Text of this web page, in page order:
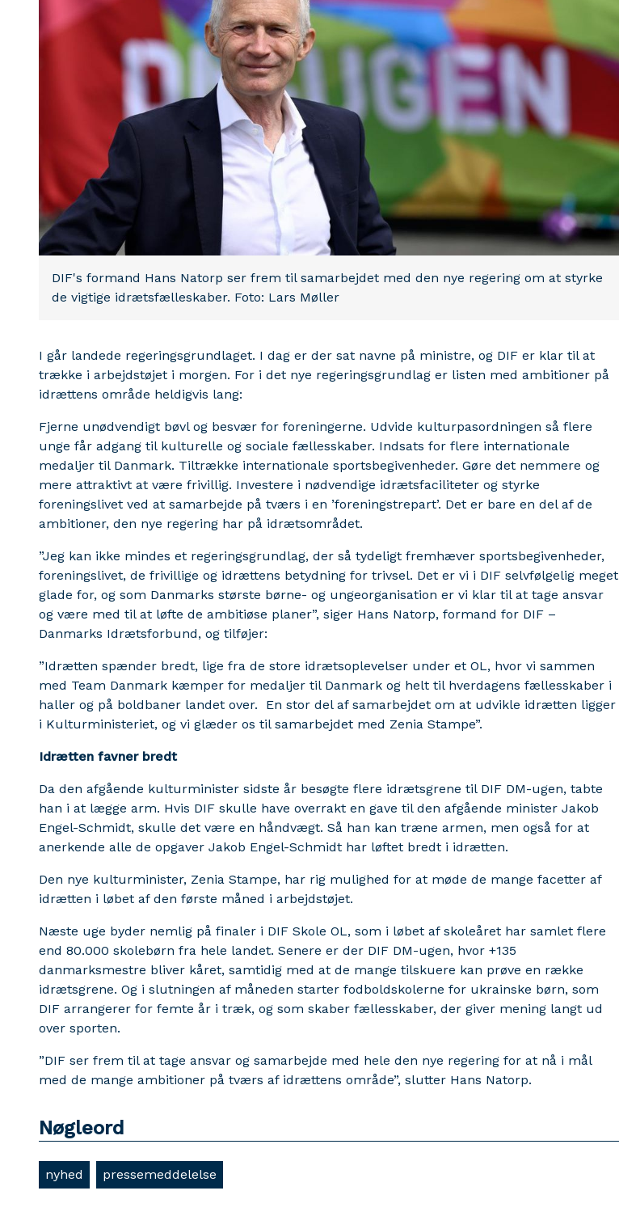
DIF's formand Hans Natorp ser frem til samarbejdet med den nye regering om at styrke
de vigtige idrætsfælleskaber. Foto: Lars Møller
I går landede regeringsgrundlaget. I dag er der sat navne på ministre, og DIF er klar til at
trække i arbejdstøjet i morgen. For i det nye regeringsgrundlag er listen med ambitioner på
idrættens område heldigvis lang:
Fjerne unødvendigt bøvl og besvær for foreningerne. Udvide kulturpasordningen så flere
unge får adgang til kulturelle og sociale fællesskaber. Indsats for flere internationale
medaljer til Danmark. Tiltrække internationale sportsbegivenheder. Gøre det nemmere og
mere attraktivt at være frivillig. Investere i nødvendige idrætsfaciliteter og styrke
foreningslivet ved at samarbejde på tværs i en ’foreningstrepart’. Det er bare en del af de
ambitioner, den nye regering har på idrætsområdet.
”Jeg kan ikke mindes et regeringsgrundlag, der så tydeligt fremhæver sportsbegivenheder,
foreningslivet, de frivillige og idrættens betydning for trivsel. Det er vi i DIF selvfølgelig meget
glade for, og som Danmarks største børne- og ungeorganisation er vi klar til at tage ansvar
og være med til at løfte de ambitiøse planer”, siger Hans Natorp, formand for DIF –
Danmarks Idrætsforbund, og tilføjer:
”Idrætten spænder bredt, lige fra de store idrætsoplevelser under et OL, hvor vi sammen
med Team Danmark kæmper for medaljer til Danmark og helt til hverdagens fællesskaber i
haller og på boldbaner landet over. En stor del af samarbejdet om at udvikle idrætten ligger
i Kulturministeriet, og vi glæder os til samarbejdet med Zenia Stampe”.
Idrætten favner bredt
Da den afgående kulturminister sidste år besøgte flere idrætsgrene til DIF DM-ugen, tabte
han i at lægge arm. Hvis DIF skulle have overrakt en gave til den afgående minister Jakob
Engel-Schmidt, skulle det være en håndvægt. Så han kan træne armen, men også for at
anerkende alle de opgaver Jakob Engel-Schmidt har løftet bredt i idrætten.
Den nye kulturminister, Zenia Stampe, har rig mulighed for at møde de mange facetter af
idrætten i løbet af den første måned i arbejdstøjet.
Næste uge byder nemlig på finaler i DIF Skole OL, som i løbet af skoleåret har samlet flere
end 80.000 skolebørn fra hele landet. Senere er der DIF DM-ugen, hvor +135
danmarksmestre bliver kåret, samtidig med at de mange tilskuere kan prøve en række
idrætsgrene. Og i slutningen af måneden starter fodboldskolerne for ukrainske børn, som
DIF arrangerer for femte år i træk, og som skaber fællesskaber, der giver mening langt ud
over sporten.
”DIF ser frem til at tage ansvar og samarbejde med hele den nye regering for at nå i mål
med de mange ambitioner på tværs af idrættens område”, slutter Hans Natorp.
Nøgleord
nyhed pressemeddelelse